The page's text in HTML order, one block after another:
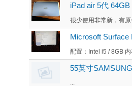
iPad air 5代
很少使用非常新，有
Microsoft
配置：Intel i5 / 8GB 内
55英寸